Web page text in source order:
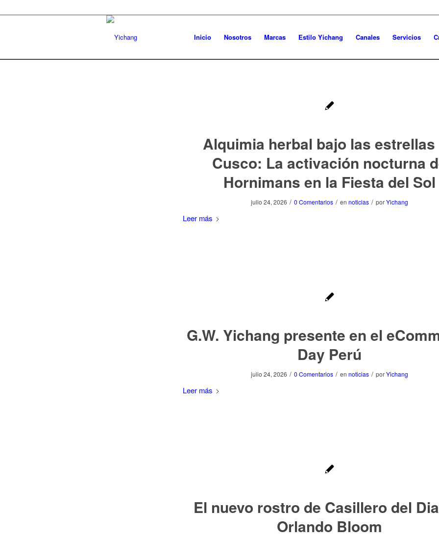
Inicio Nosotros Marcas Estilo Yichang Canales Servicios
Alquimia herbal bajo las estrellas
Cusco: La activación nocturna
Hornimans en la Fiesta del Sol
julio 24, 2026 / 0 Comentarios / en noticias / porYichang
Leer más
G.W. Yichang presente en el
Day Perú
julio 24, 2026 / 0 Comentarios / en noticias / porYichang
Leer más
El nuevo rostro de Casillero del
Orlando Bloom